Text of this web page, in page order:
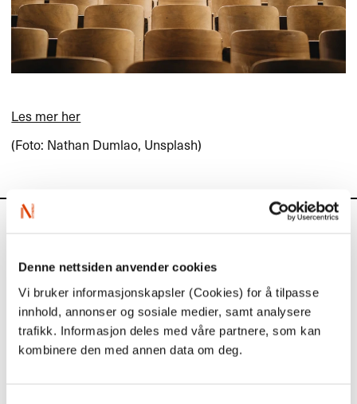
Denne nettsiden anvender cookies
Vi bruker informasjonskapsler (Cookies) for å tilpasse
innhold, annonser og sosiale medier, samt analysere
trafikk. Informasjon deles med våre partnere, som kan
kombinere den med annen data om deg.
Les mer her
(Foto: Nathan Dumlao, Unsplash)
Kommende aktiviteter
1. september